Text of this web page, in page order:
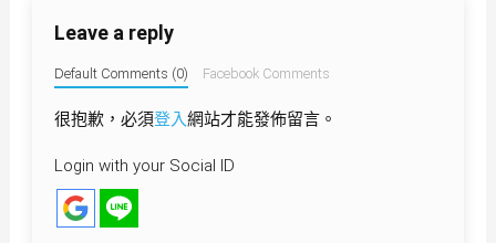
Leave a reply
Default Comments (0) Facebook Comments
很抱歉，必須登入網站才能發佈留言。
Login with your Social ID